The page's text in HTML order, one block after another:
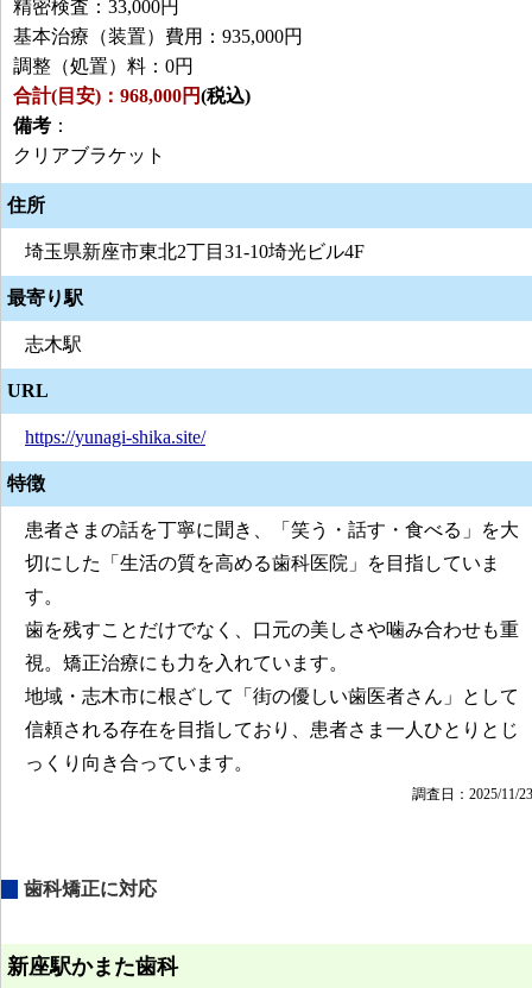
精密検査：33,000円
基本治療（装置）費用：935,000円
調整（処置）料：0円
合計(目安)：968,000円(税込)
備考 ：
クリアブラケット
住所
埼玉県新座市東北2丁目31-10埼光ビル4F
最寄り駅
志木駅
URL
https://yunagi-shika.site/
特徴
患者さまの話を丁寧に聞き、「笑う・話す・食べる」を大
切にした「生活の質を高める歯科医院」を目指していま
す。
歯を残すことだけでなく、口元の美しさや噛み合わせも重
視。矯正治療にも力を入れています。
地域・志木市に根ざして「街の優しい歯医者さん」として
信頼される存在を目指しており、患者さま一人ひとりとじ
っくり向き合っています。
調査日：2025/11/23
歯科矯正に対応
新座駅かまた歯科